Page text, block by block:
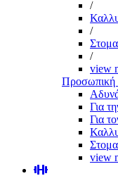
/
/
/
view
Προσωπική
Για
Για
view